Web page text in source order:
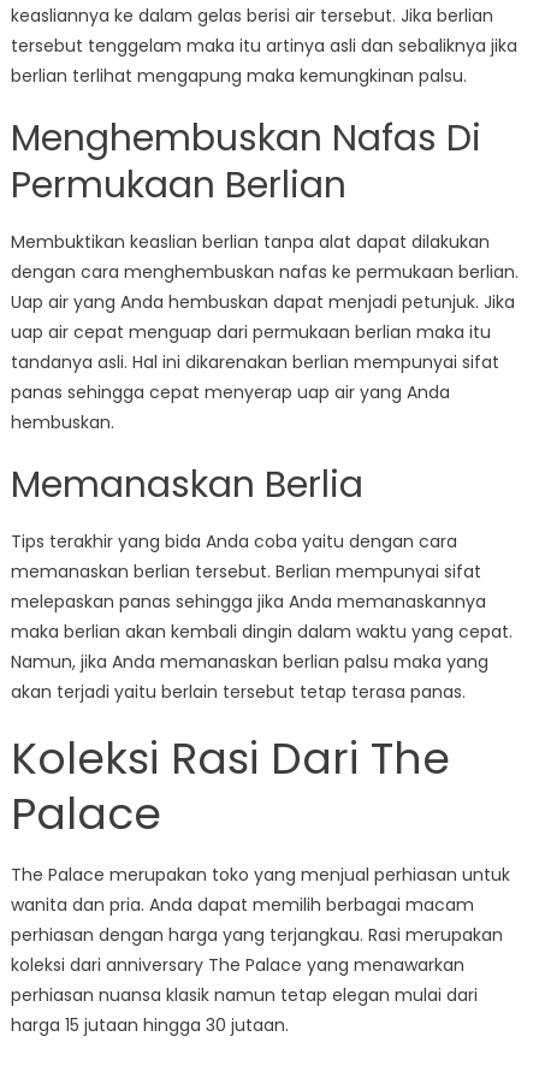
keasliannya ke dalam gelas berisi air tersebut. Jika berlian
tersebut tenggelam maka itu artinya asli dan sebaliknya jika
berlian terlihat mengapung maka kemungkinan palsu.
Menghembuskan Nafas Di
Permukaan Berlian
Membuktikan keaslian berlian tanpa alat dapat dilakukan
dengan cara menghembuskan nafas ke permukaan berlian.
Uap air yang Anda hembuskan dapat menjadi petunjuk. Jika
uap air cepat menguap dari permukaan berlian maka itu
tandanya asli. Hal ini dikarenakan berlian mempunyai sifat
panas sehingga cepat menyerap uap air yang Anda
hembuskan.
Memanaskan Berlia
Tips terakhir yang bida Anda coba yaitu dengan cara
memanaskan berlian tersebut. Berlian mempunyai sifat
melepaskan panas sehingga jika Anda memanaskannya
maka berlian akan kembali dingin dalam waktu yang cepat.
Namun, jika Anda memanaskan berlian palsu maka yang
akan terjadi yaitu berlain tersebut tetap terasa panas.
Koleksi Rasi Dari The
Palace
The Palace merupakan toko yang menjual perhiasan untuk
wanita dan pria. Anda dapat memilih berbagai macam
perhiasan dengan harga yang terjangkau. Rasi merupakan
koleksi dari anniversary The Palace yang menawarkan
perhiasan nuansa klasik namun tetap elegan mulai dari
harga 15 jutaan hingga 30 jutaan.